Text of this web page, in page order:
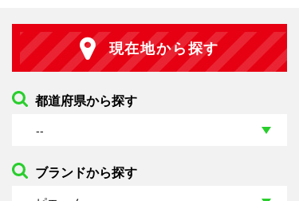
現在地から探す
都道府県から探す
ブランドから探す